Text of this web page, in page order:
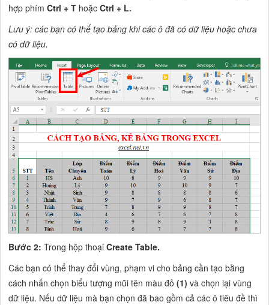
hợp phímCtrl + T hoặcCtrl + L.
Lưu ý: các bạn có thể tạo bảng khi các ô đã có dữ liệu hoặc chưa
có dữ liệu.
Bước 2: Trong hộp thoạiCreate Table.
Các bạn có thể thay đổi vùng, phạm vi cho bảng cần tạo bằng
cách nhấn chọn biểu tượng mũi tên màu đỏ(1)và chọn lại vùng
dữ liệu. Nếu dữ liệu mà bạn chọn đã bao gồm cả các ô tiêu đề thì